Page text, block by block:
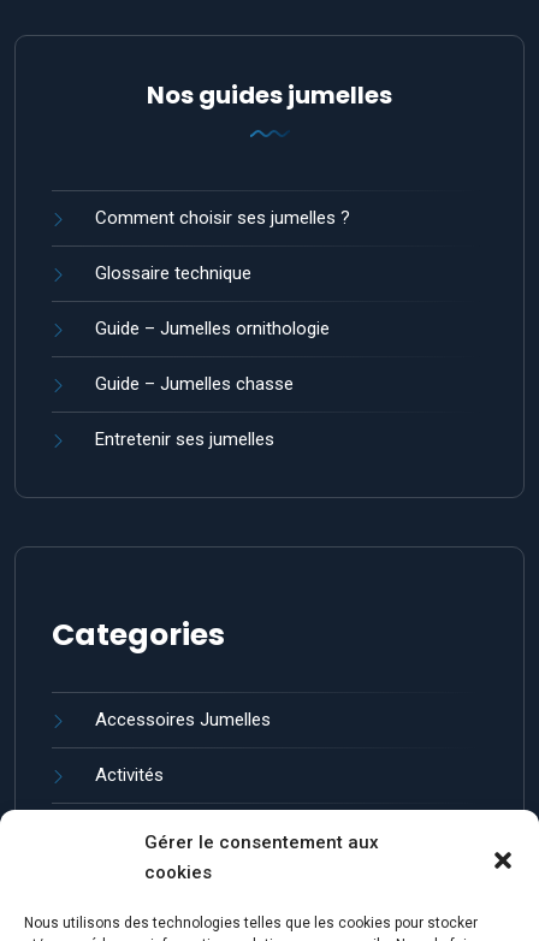
Gérer le consentement aux
cookies
Nous utilisons des technologies telles que les cookies pour stocker
Nos guides jumelles
Comment choisir ses jumelles ?
Glossaire technique
Guide – Jumelles ornithologie
Guide – Jumelles chasse
Entretenir ses jumelles
Categories
Accessoires Jumelles
Activités
Guides et entretien